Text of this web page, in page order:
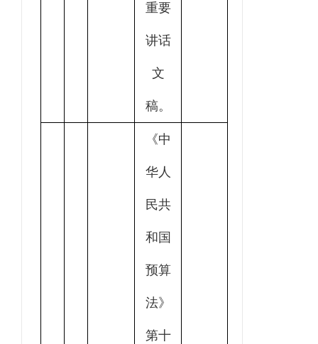
重要
讲话
文
稿。
《中
华人
民共
和国
预算
法》
第十